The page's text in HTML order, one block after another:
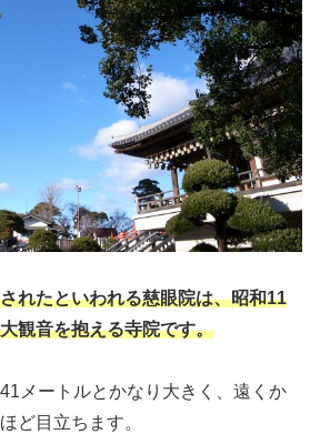
れたといわれる慈眼院は、昭和11
観音を抱える寺院です。
メートルとかなり大きく、遠くか
ど目立ちます。